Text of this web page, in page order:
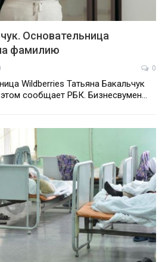
Основательница
фамилию
0
Wildberries Татьяна Бакальчук
сообщает РБК. Бизнесвумен…